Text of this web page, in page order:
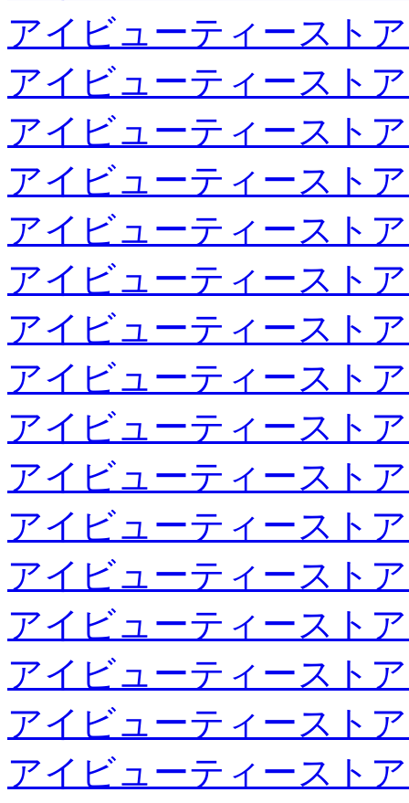
アイビューティースト
アイビューティースト
アイビューティースト
アイビューティースト
アイビューティースト
アイビューティースト
アイビューティースト
アイビューティースト
アイビューティースト
アイビューティースト
アイビューティースト
アイビューティースト
アイビューティースト
アイビューティースト
アイビューティースト
アイビューティースト